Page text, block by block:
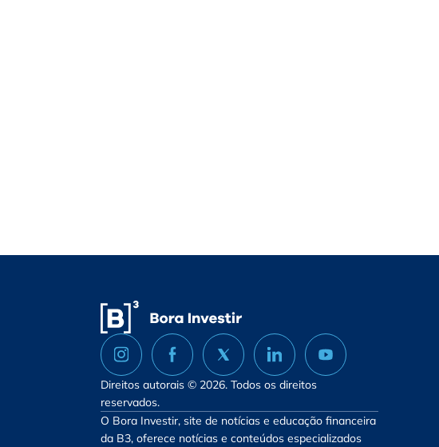
Direitos autorais © 2026. Todos os direitos
reservados.
O Bora Investir, site de notícias e educação financeira
da B3, oferece notícias e conteúdos especializados